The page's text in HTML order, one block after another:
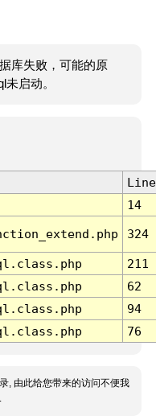
库失败，可能的原
启动。
Line
14
324
211
62
94
76
, 由此给您带来的访问不便我